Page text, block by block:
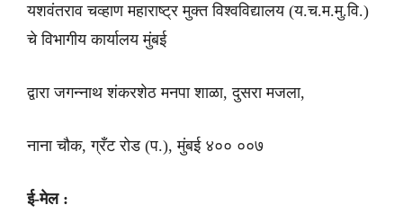
यशवंतराव चव्हाण महाराष्ट्र मुक्त विश्वविद्यालय (य.च.म.मु.वि.)
चे विभागीय कार्यालय मुंबई
द्वारा जगन्नाथ शंकरशेठ मनपा शाळा, दुसरा मजला,
नाना चौक, ग्रँट रोड (प.), मुंबई ४०० ००७
ई-मेल :